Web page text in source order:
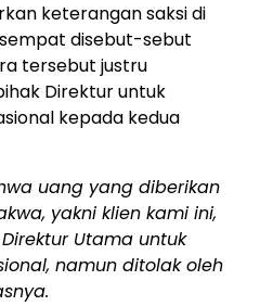
keterangan saksi di
disebut-sebut
tersebut justru
Direktur untuk
kepada kedua
uang yang diberikan
yakni klien kami ini,
Utama untuk
namun ditolak oleh